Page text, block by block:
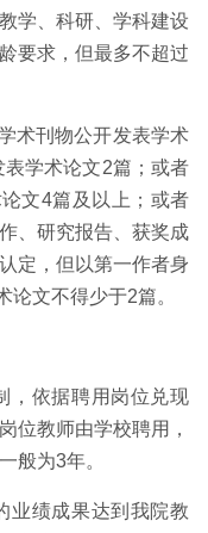
学、科研、学科建设
要求，但最多不超过
术刊物公开发表学术
学术论文2篇；或者
文4篇及以上；或者
、研究报告、获奖成
定，但以第一作者身
文不得少于2篇。
，依据聘用岗位兑现
位教师由学校聘用，
般为3年。
业绩成果达到我院教